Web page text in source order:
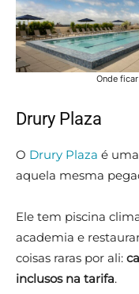
Onde
Drury Plaza
O Drury Plaza é
aquela mesma
Ele tem piscina
academia e
coisas raras por ali:
inclusos na tarifa.